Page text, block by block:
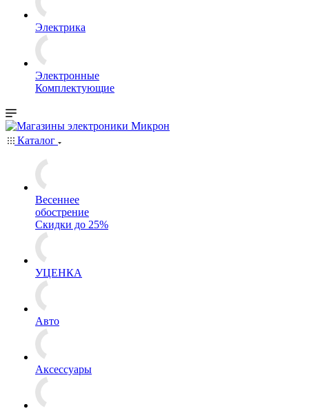
Электрика
Электронные
Комплектующие
Каталог
Весеннее
обострение
Скидки до 25%
УЦЕНКА
Авто
Аксессуары